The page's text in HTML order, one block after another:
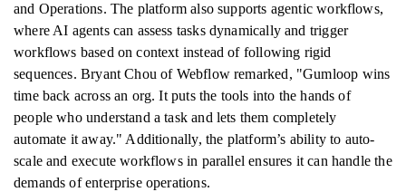
and Operations. The platform also supports agentic workflows,
where AI agents can assess tasks dynamically and trigger
workflows based on context instead of following rigid
sequences. Bryant Chou of Webflow remarked, "Gumloop wins
time back across an org. It puts the tools into the hands of
people who understand a task and lets them completely
automate it away." Additionally, the platform’s ability to auto-
scale and execute workflows in parallel ensures it can handle the
demands of enterprise operations.